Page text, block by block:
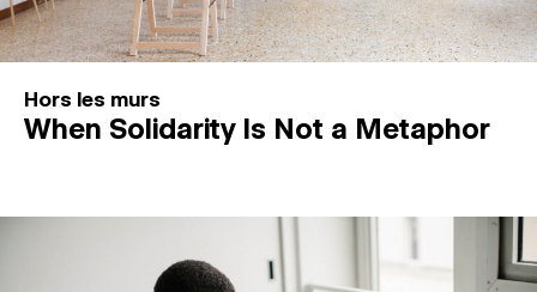
Hors les murs
When Solidarity Is Not a Metaphor